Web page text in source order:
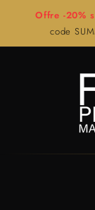
Offre -20%
code